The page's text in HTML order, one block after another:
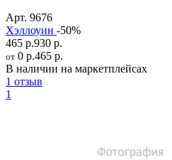
Арт. 9676
Хэллоуин -50%
465 р.930 р.
от 0 р.465 р.
В наличии на маркетплейсах
1 отзыв
1